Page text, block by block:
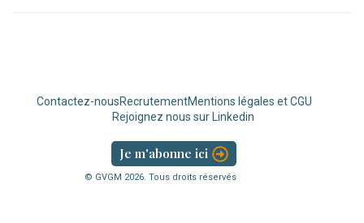
Contactez-nousRecrutementMentions légales et CGU
Rejoignez nous sur Linkedin
Je m'abonne ici
© GVGM 2026. Tous droits réservés